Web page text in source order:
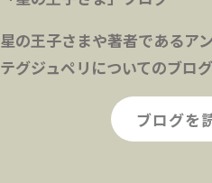
星の王子さまや著者であるア
テグジュペリについてのブログ
ブログを